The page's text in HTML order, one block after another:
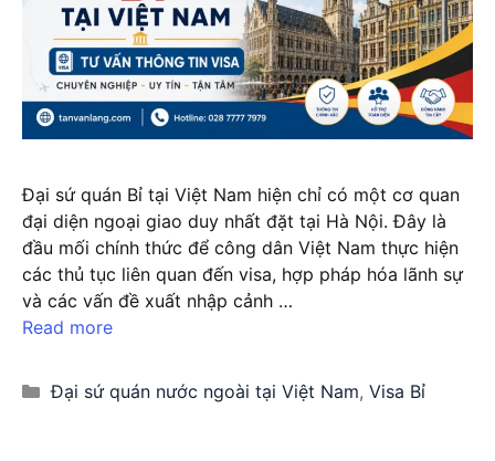
Đại sứ quán Bỉ tại Việt Nam hiện chỉ có một cơ quan
đại diện ngoại giao duy nhất đặt tại Hà Nội. Đây là
đầu mối chính thức để công dân Việt Nam thực hiện
các thủ tục liên quan đến visa, hợp pháp hóa lãnh sự
và các vấn đề xuất nhập cảnh …
Read more
Categories
Đại sứ quán nước ngoài tại Việt Nam, Visa Bỉ